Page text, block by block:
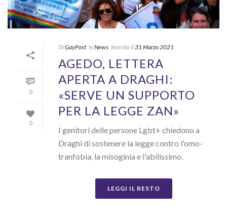
0
0
DiGayPost InNews Inserito il31 Marzo 2021
AGEDO, LETTERA
APERTA A DRAGHI:
«SERVE UN SUPPORTO
PER LA LEGGE ZAN»
I genitori delle persone Lgbt+ chiedono a
Draghi di sostenere la legge contro l'omo-
tranfobia, la misoginia e l'abilissimo.
LEGGI IL RESTO